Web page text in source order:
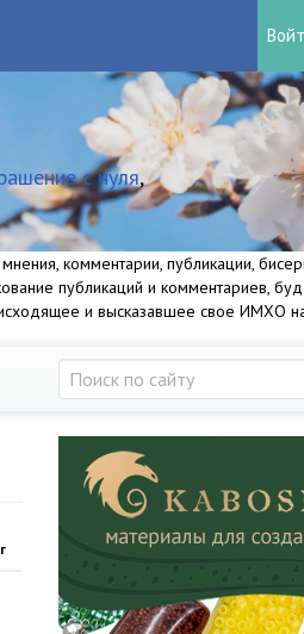
с нуля,
комментарии, публикации,
публикаций и комментариев,
и высказавшее свое ИМХО